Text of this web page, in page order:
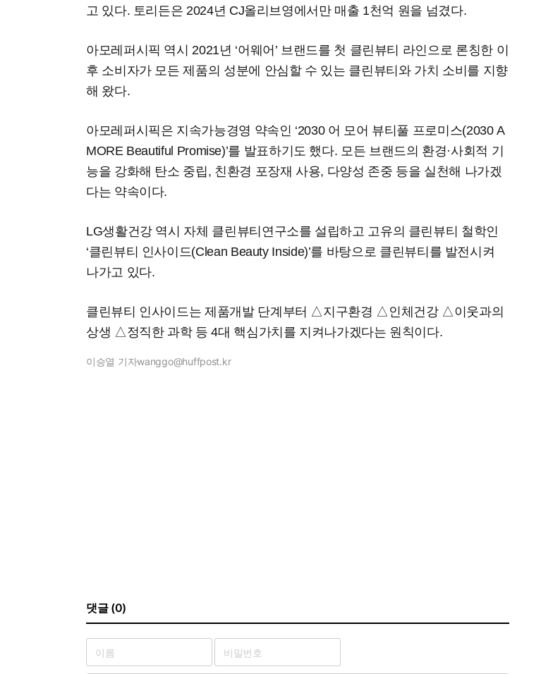
고 있다. 토리든은 2024년 CJ올리브영에서만 매출 1천억 원을 넘겼다.
아모레퍼시픽 역시 2021년 ‘어웨어’ 브랜드를 첫 클린뷰티 라인으로 론칭한 이
후 소비자가 모든 제품의 성분에 안심할 수 있는 클린뷰티와 가치 소비를 지향
해 왔다.
아모레퍼시픽은 지속가능경영 약속인 ‘2030 어 모어 뷰티풀 프로미스(2030 A
MORE Beautiful Promise)’를 발표하기도 했다. 모든 브랜드의 환경·사회적 기
능을 강화해 탄소 중립, 친환경 포장재 사용, 다양성 존중 등을 실천해 나가겠
다는 약속이다.
LG생활건강 역시 자체 클린뷰티연구소를 설립하고 고유의 클린뷰티 철학인
‘클린뷰티 인사이드(Clean Beauty Inside)’를 바탕으로 클린뷰티를 발전시켜
나가고 있다.
클린뷰티 인사이드는 제품개발 단계부터 △지구환경 △인체건강 △이웃과의
상생 △정직한 과학 등 4대 핵심가치를 지켜나가겠다는 원칙이다.
이승열 기자wanggo@huffpost.kr
댓글 (0)